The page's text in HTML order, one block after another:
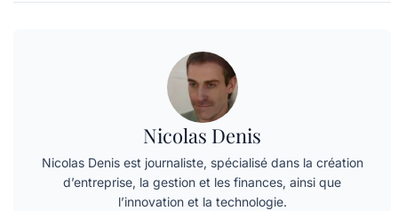
Nicolas Denis
Nicolas Denis est journaliste, spécialisé dans la création
d’entreprise, la gestion et les finances, ainsi que
l’innovation et la technologie.